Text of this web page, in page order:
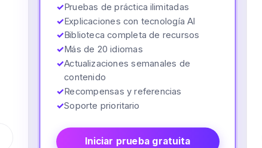
✓Pruebas de práctica ilimitadas
✓Explicaciones con tecnología AI
✓Biblioteca completa de recursos
✓Más de 20 idiomas
✓Actualizaciones semanales de
contenido
✓Recompensas y referencias
✓Soporte prioritario
Iniciar prueba gratuita